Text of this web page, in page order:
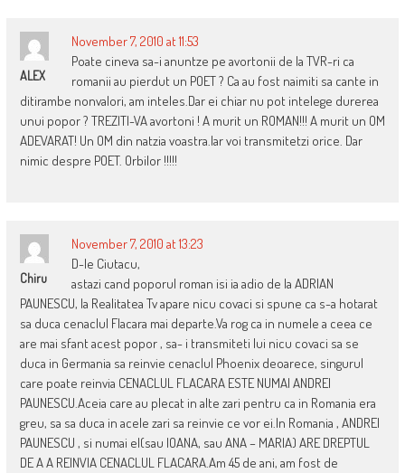
ALEX
November 7, 2010 at 11:53
Poate cineva sa-i anuntze pe avortonii de la TVR-ri ca
romanii au pierdut un POET ? Ca au fost naimiti sa cante in
ditirambe nonvalori, am inteles.Dar ei chiar nu pot intelege durerea
unui popor ? TREZITI-VA avortoni ! A murit un ROMAN!!! A murit un OM
ADEVARAT! Un OM din natzia voastra.Iar voi transmitetzi orice. Dar
nimic despre POET. Orbilor !!!!!
Chiru
November 7, 2010 at 13:23
D-le Ciutacu,
astazi cand poporul roman isi ia adio de la ADRIAN
PAUNESCU, la Realitatea Tv apare nicu covaci si spune ca s-a hotarat
sa duca cenaclul Flacara mai departe.Va rog ca in numele a ceea ce
are mai sfant acest popor , sa- i transmiteti lui nicu covaci sa se
duca in Germania sa reinvie cenaclul Phoenix deoarece, singurul
care poate reinvia CENACLUL FLACARA ESTE NUMAI ANDREI
PAUNESCU.Aceia care au plecat in alte zari pentru ca in Romania era
greu, sa sa duca in acele zari sa reinvie ce vor ei.In Romania , ANDREI
PAUNESCU , si numai el(sau IOANA, sau ANA – MARIA) ARE DREPTUL
DE A A REINVIA CENACLUL FLACARA.Am 45 de ani, am fost de